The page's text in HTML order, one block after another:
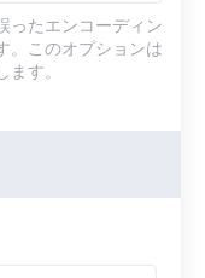
ったエンコーディン
。このオプションは
す。